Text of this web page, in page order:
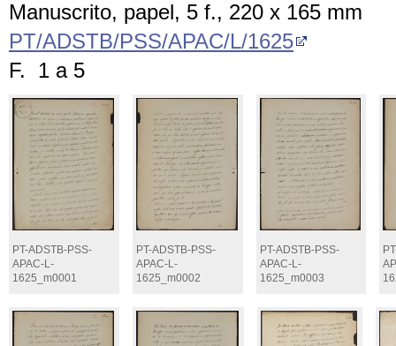
Manuscrito, papel, 5 f., 220 x 165 mm
PT/ADSTB/PSS/APAC/L/1625
F. 1 a 5
PT-ADSTB-PSS-
APAC-L-
1625_m0001
PT-ADSTB-PSS-
APAC-L-
1625_m0002
PT-ADSTB-PSS-
APAC-L-
1625_m0003